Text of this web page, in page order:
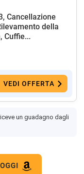
Cancellazione
della
Cuffie...
VEDI OFFERTA
un guadagno dagli